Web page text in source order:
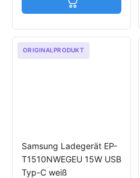
Jetzt in den
ORIGINALPRODUKT
Samsung Ladegerät EP-
T1510NWEGEU 15W USB
Typ-C weiß